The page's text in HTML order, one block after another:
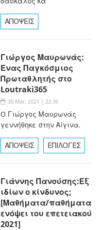
ΑΠΟΨΕΙΣ
Γιώργος Μαυρωνάς:
Ένας Παγκόσμιος
Πρωταθλητής στο
Loutraki365
30 Mar, 2021 | 22:36
O Γιώργος Μαυρωνάς
γεννήθηκε στην Αίγινα.
ΑΠΟΨΕΙΣ ΕΠΙΛΟΓΕΣ
Γιάννης Πανούσης:Εξ
ιδίων ο κίνδυνος;
[Μαθήματα/παθήματα
ενόψει του επετειακού
2021]